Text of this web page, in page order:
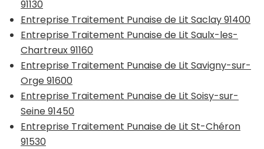
91130
Entreprise Traitement Punaise de Lit Saclay 91400
Entreprise Traitement Punaise de Lit Saulx-les-
Chartreux 91160
Entreprise Traitement Punaise de Lit Savigny-sur-
Orge 91600
Entreprise Traitement Punaise de Lit Soisy-sur-
Seine 91450
Entreprise Traitement Punaise de Lit St-Chéron
91530